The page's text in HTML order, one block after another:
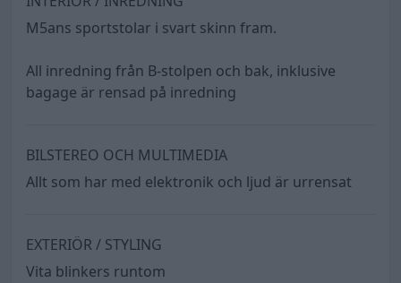
M5ans sportstolar i svart skinn fram.
All inredning från B-stolpen och bak, inklusive
bagage är rensad på inredning
BILSTEREO OCH MULTIMEDIA
Allt som har med elektronik och ljud är urrensat
EXTERIÖR / STYLING
Vita blinkers runtom